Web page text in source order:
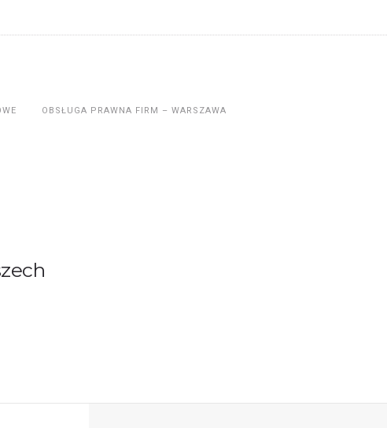
OBSŁUGA PRAWNA FIRM – WARSZAWA